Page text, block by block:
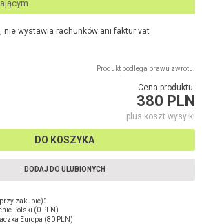
nie wystawia rachunków ani faktur vat
Produkt podlega prawu zwrotu.
Cena produktu:
380 PLN
plus koszt wysyłki
DO KOSZYKA
DODAJ DO ULUBIONYCH
zakupie):
Polski (0 PLN)
Europa (80 PLN)